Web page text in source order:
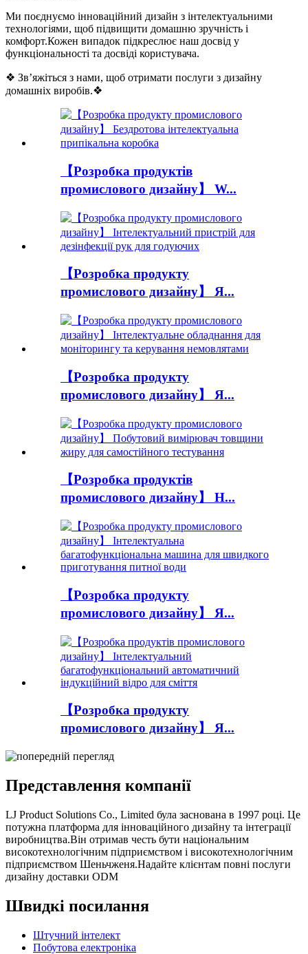
Ми поєднуємо інноваційний дизайн з інтелектуальними
технологіями, щоб підвищити домашню зручність і
комфорт.Кожен випадок підкреслює наш досвід у
функціональності та досвіді користувача.
❖ Зв’яжіться з нами, щоб отримати послуги з дизайну
домашніх виробів.❖
【Розробка продуктів
промислового дизайну】 W...
【Розробка продукту
промислового дизайну】 Я...
【Розробка продукту
промислового дизайну】 Я...
【Розробка продуктів
промислового дизайну】 H...
【Розробка продукту
промислового дизайну】 Я...
【Розробка продукту
промислового дизайну】 Я...
Представлення компанії
LJ Product Solutions Co., Limited була заснована в 1997 році. Це
потужна платформа для інноваційного дизайну та інтеграції
виробництва.Він отримав честь бути національним
високотехнологічним підприємством і високотехнологічним
підприємством Шеньчженя.Надайте клієнтам повні послуги
дизайну доставки ODM
Швидкі посилання
Штучний інтелект
Побутова електроніка